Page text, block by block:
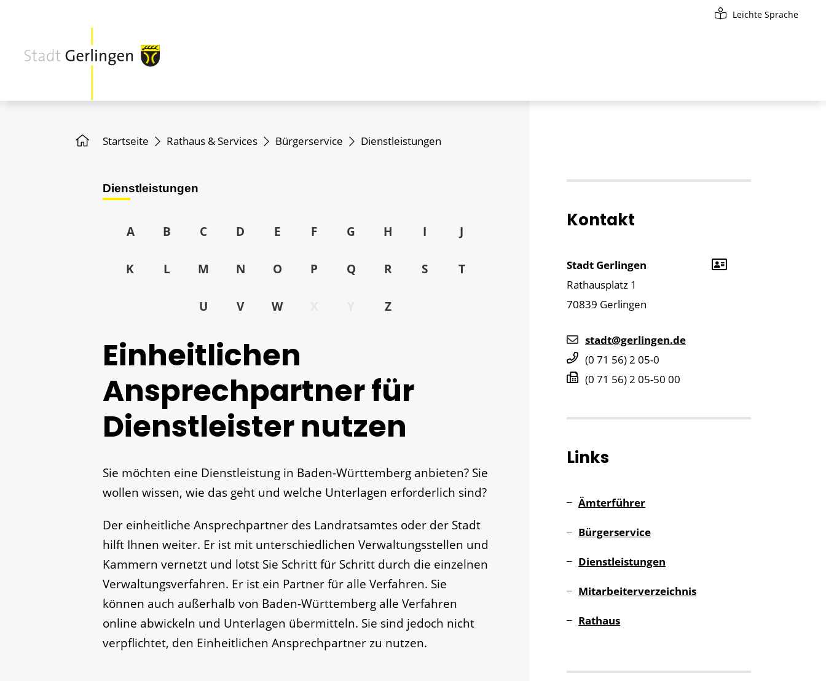
Leichte Sprache
Startseite Rathaus & Services Bürgerservice Dienstleistungen
Dienstleistungen
A B C D E F G H I J
K L M N O P Q R S T
U V W Z
Einheitlichen
Ansprechpartner für
Dienstleister nutzen
Sie möchten eine Dienstleistung in Baden-Württemberg anbieten? Sie
wollen wissen, wie das geht und welche Unterlagen erforderlich sind?
Der einheitliche Ansprechpartner des Landratsamtes oder der Stadt
hilft Ihnen weiter. Er ist mit unterschiedlichen Verwaltungsstellen und
Kammern vernetzt und lotst Sie Schritt für Schritt durch die einzelnen
Verwaltungsverfahren. Er ist ein Partner für alle Verfahren. Sie
können auch außerhalb von Baden-Württemberg alle Verfahren
online abwickeln und Unterlagen übermitteln. Sie sind jedoch nicht
verpflichtet, den Einheitlichen Ansprechpartner zu nutzen.
Kontakt
Stadt Gerlingen
Rathausplatz 1
70839 Gerlingen
stadt@gerlingen.de
(0 71 56) 2 05-0
(0 71 56) 2 05-50 00
Links
Ämterführer
Bürgerservice
Dienstleistungen
Mitarbeiterverzeichnis
Rathaus